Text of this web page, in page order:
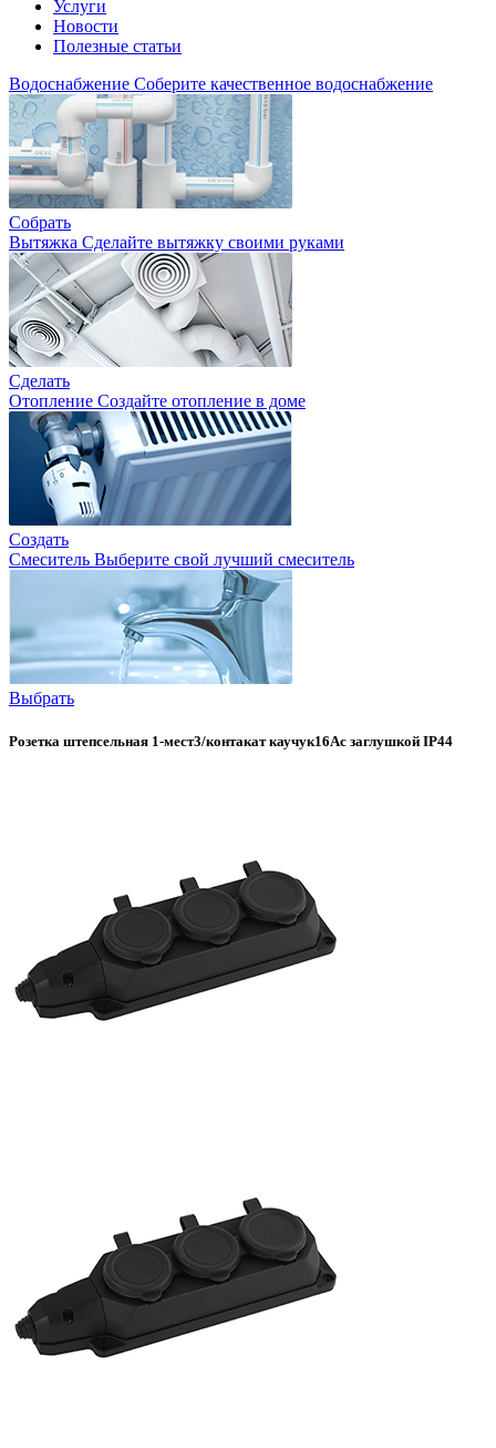
Услуги
Новости
Полезные статьи
Водоснабжение Соберите качественное водоснабжение
Собрать
Вытяжка Сделайте вытяжку своими руками
Сделать
Отопление Создайте отопление в доме
Создать
Смеситель Выберите свой лучший смеситель
Выбрать
Розетка штепсельная 1-мест3/контакат каучук16Ас заглушкой IP44